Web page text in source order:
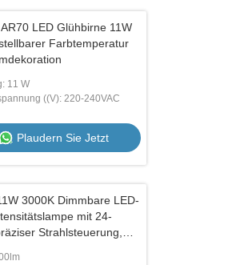
LED Glühbirne 11W
Farbtemperatur
11 W
((V): 220-240VAC
Plaudern Sie Jetzt
3000K Dimmbare LED-
mit 24-
Strahlsteuerung,